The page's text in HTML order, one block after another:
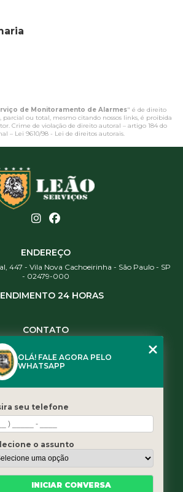
de Monitoramento de Alarmes" é de direito
parcial ou total, mesmo citando nossos links, é proibida
Crime de violação de direito autoral – artigo 184 do
– Lei 9610/98 - Lei de direitos autorais.
ENDEREÇO
447 - Vila Nova Cachoeirinha - São Paulo - SP
- 02479-000
24 HORAS
CONTATO
(11) 3461-5871
Home
Quem somos
Serviços
Blog
OLÁ! FALE AGORA PELO
WHATSAPP
seu telefone
o assunto
INICIAR CONVERSA